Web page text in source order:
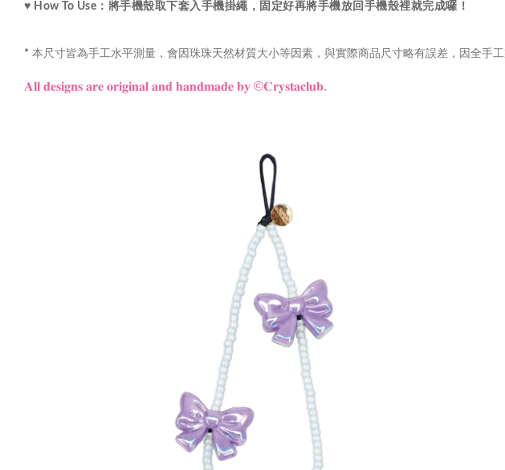
♥ How To Use：將手機殼取下套入手機掛繩，固定好再將手機放回手機殼裡就完成囉！
* 本尺寸皆為手工水平測量，會因珠珠天然材質大小等因素，與實際商品尺寸略有誤差，因全手
𝐀𝐥𝐥 𝐝𝐞𝐬𝐢𝐠𝐧𝐬 𝐚𝐫𝐞 𝐨𝐫𝐢𝐠𝐢𝐧𝐚𝐥 𝐚𝐧𝐝 𝐡𝐚𝐧𝐝𝐦𝐚𝐝𝐞 𝐛𝐲 ©𝐂𝐫𝐲𝐬𝐭𝐚𝐜𝐥𝐮𝐛.